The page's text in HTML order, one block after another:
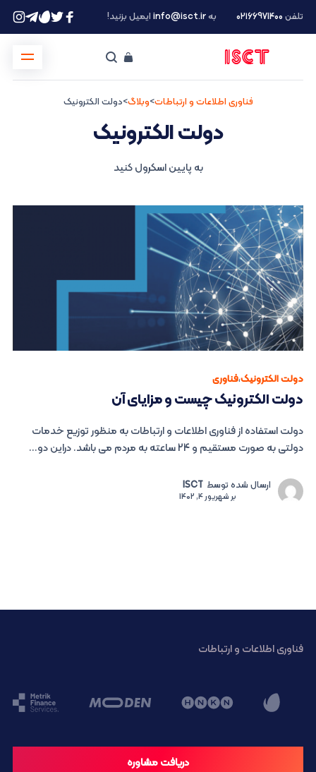
تلفن ۰۲۱66971400 بهinfo@isct.irایمیل بزنید!
فناوری اطلاعات و ارتباطات>وبلاگ>دولت الکترونیک
دولت الکترونیک
به پایین اسکرول کنید
دولت الکترونیک،فناوری
دولت الکترونیک چیست و مزایای آن
دولت استفاده از فناوری اطلاعات و ارتباطات به منظور توزیع خدمات
دولتی به صورت مستقیم و 24 ساعته به مردم می باشد. دراین دو...
ارسال شده توسط ISCT
برشهریور 4, 1402
فناوری اطلاعات و ارتباطات
دریافت مشاوره